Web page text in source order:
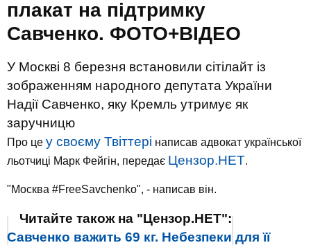
плакат на підтримку
Савченко. ФОТО+ВІДЕО
У Москві 8 березня встановили сітілайт із
зображенням народного депутата України
Надії Савченко, яку Кремль утримує як
заручницю
Про це у своєму Твіттері написав адвокат української
льотчиці Марк Фейгін, передає Цензор.НЕТ.
"Москва #FreeSavchenko", - написав він.
Читайте також на "Цензор.НЕТ":
Савченко важить 69 кг. Небезпеки для її